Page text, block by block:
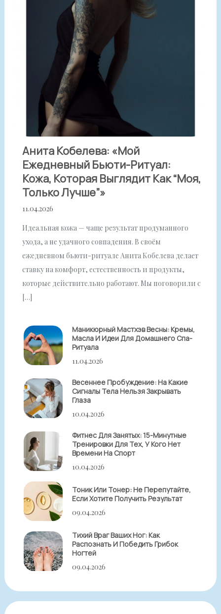
Анита Кобелева: «Мой
Ежедневный Бьюти-Ритуал:
Кожа, Которая Выглядит Как “моя,
Только Лучше”»
11.04.2026
Идеальная кожа — чаще результат продуманного
ухода, а не удачного совпадения. В своём
ежедневном бьюти-ритуале Анита Кобелева делает
ставку на комфорт, естественность и продукты,
которые действительно работают. Мы поговорили с
[…]
Маникюрный Мастхэв Весны: Кремы,
Масла И Идеи Для Домашнего Спа-
Ритуала
11.04.2026
Весеннее Пробуждение: На Какие
Сигналы Тела Нельзя Закрывать
Глаза
10.04.2026
Фитнес Для Занятых: 15-Минутные
Тренировки Для Тех, У Кого Нет
Времени На Спорт
10.04.2026
Тоник Или Тонер: Не Перепутайте,
Если Хотите Получить Результат
09.04.2026
Тихий Враг Ваших Ног: Как
Распознать И Победить Грибок
Ногтей
09.04.2026